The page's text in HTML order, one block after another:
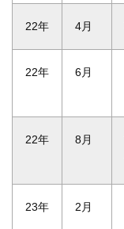
22年 4月
22年 6月
22年 8月
23年 2月